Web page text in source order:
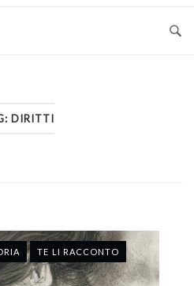
DIRITTI
TE LI RACCONTO